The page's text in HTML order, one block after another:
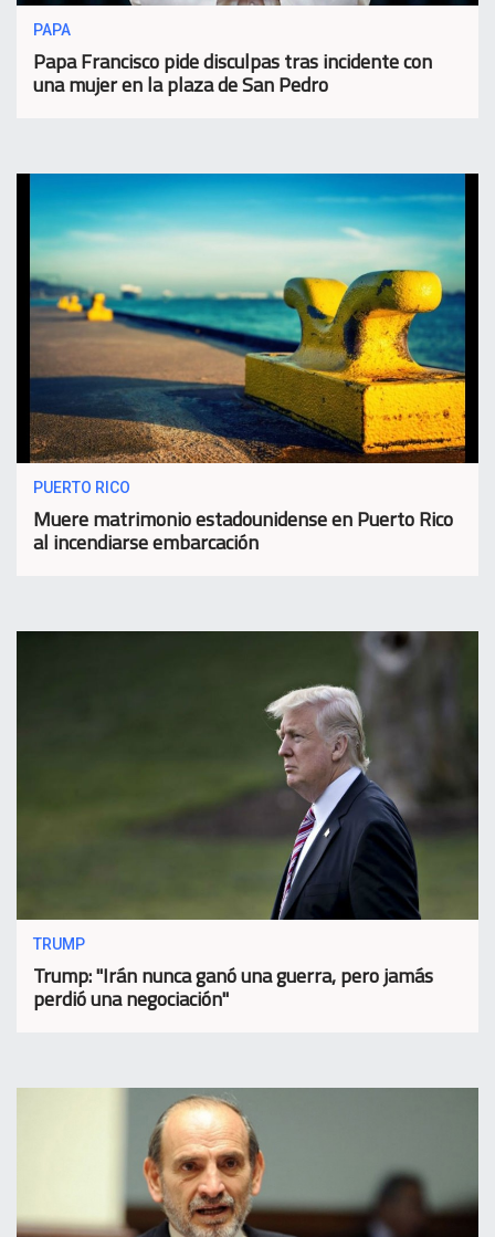
PAPA
Papa Francisco pide disculpas tras incidente con
una mujer en la plaza de San Pedro
PUERTO RICO
Muere matrimonio estadounidense en Puerto Rico
al incendiarse embarcación
TRUMP
Trump: "Irán nunca ganó una guerra, pero jamás
perdió una negociación"